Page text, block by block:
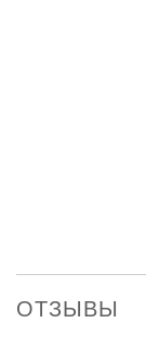
ОТЗЫВЫ